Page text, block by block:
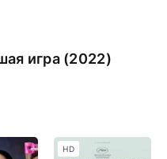
игра (2022)
HD